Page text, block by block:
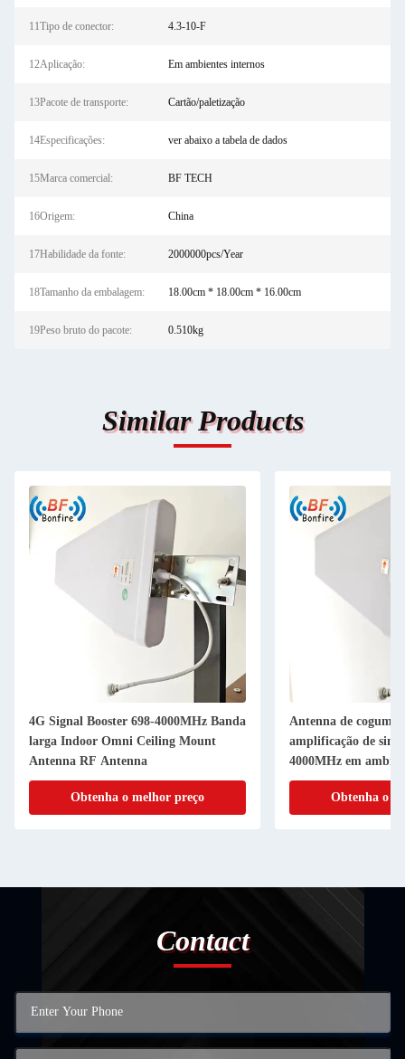
11Tipo de conector: 4.3-10-F
12Aplicação: Em ambientes internos
13Pacote de transporte: Cartão/paletização
14Especificações: ver abaixo a tabela de dados
15Marca comercial: BF TECH
16Origem: China
17Habilidade da fonte: 2000000pcs/Year
18Tamanho da embalagem: 18.00cm * 18.00cm * 16.00cm
19Peso bruto do pacote: 0.510kg
Similar Products
4G Signal Booster 698-4000MHz Banda
larga Indoor Omni Ceiling Mount
Antenna RF Antenna
Obtenha o melhor preço
Antenna de
amplificação de
4000MHz em
Obtenha o
Contact